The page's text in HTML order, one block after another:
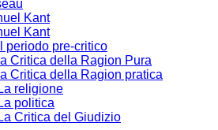
Kant
Kant
Il periodo pre-critico
la Critica della Ragion Pura
la Critica della Ragion pratica
La religione
La politica
La Critica del Giudizio